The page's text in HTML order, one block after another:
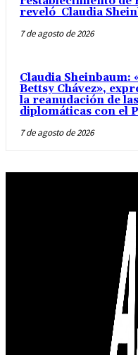
reveló Claudia
7 de agosto de 2026
Claudia Sheinbaum:
Bettsy Chávez»,
la reanudación de
diplomáticas con el
7 de agosto de 2026